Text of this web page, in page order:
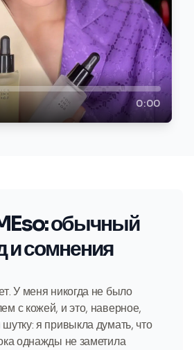
0:00
обычный
и сомнения
У меня никогда не было
с кожей, и это, наверное,
я привыкла думать, что
однажды не заметила